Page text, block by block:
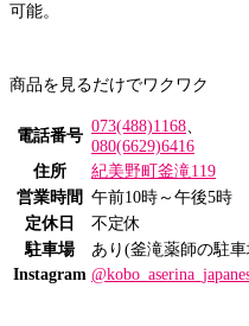
可能。
商品を見るだけでワクワク
電話番号
073(488)1168
080(6629)6416
住所
紀美野町釜滝119
営業時間 午前10時～午後5時
定休日
不定休
駐車場
あり(釜滝薬師の駐車
Instagram